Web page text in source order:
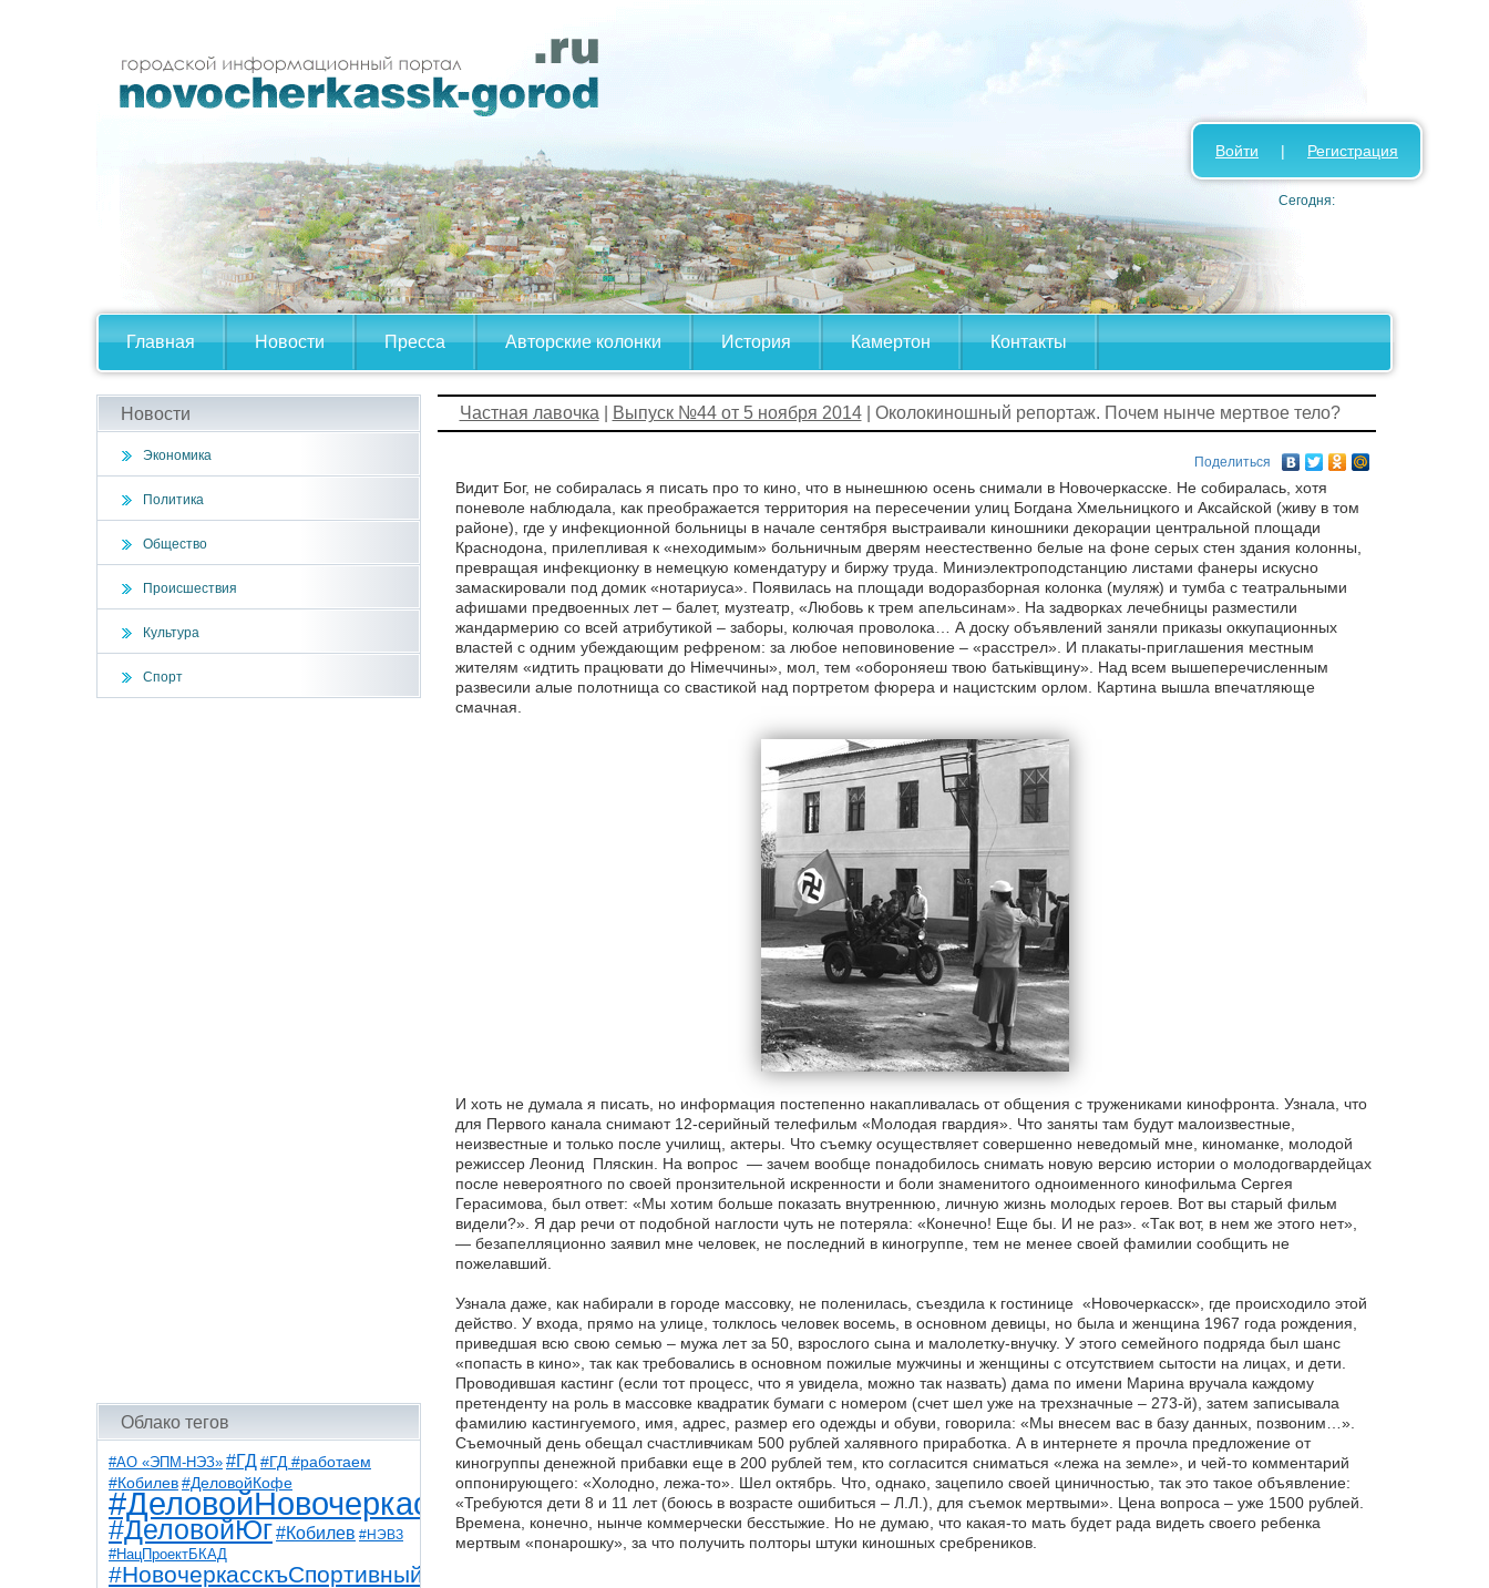
Главная Новости Пресса Авторские колонки История Камертон Контакты
Войти | Регистрация
Сегодня:
Новости
Экономика
Политика
Общество
Происшествия
Культура
Спорт
Облако тегов
#АО «ЭПМ-НЭЗ» #ГД #ГД #работаем
#Кобилев #ДеловойКофе
#ДеловойНовочеркасск
#ДеловойЮг#Кобилев #НЭВЗ
#НацПроектБКАД
#НовочеркасскъСпортивный
Частная лавочка Выпуск №44 от 5 ноября 2014| Околокиношный репортаж. Почем нынче мертвое тело?
Поделиться
Видит Бог, не собиралась я писать про то кино, что в нынешнюю осень снимали в Новочеркасске. Не собиралась, хотя
поневоле наблюдала, как преображается территория на пересечении улиц Богдана Хмельницкого и Аксайской (живу в том
районе), где у инфекционной больницы в начале сентября выстраивали киношники декорации центральной площади
Краснодона, прилепливая к «неходимым» больничным дверям неестественно белые на фоне серых стен здания колонны,
превращая инфекционку в немецкую комендатуру и биржу труда. Миниэлектроподстанцию листами фанеры искусно
замаскировали под домик «нотариуса». Появилась на площади водоразборная колонка (муляж) и тумба с театральными
афишами предвоенных лет – балет, музтеатр, «Любовь к трем апельсинам». На задворках лечебницы разместили
жандармерию со всей атрибутикой – заборы, колючая проволока… А доску объявлений заняли приказы оккупационных
властей с одним убеждающим рефреном: за любое неповиновение – «расстрел». И плакаты-приглашения местным
жителям «идтить працювати до Нiмеччины», мол, тем «обороняеш твою батькiвщину». Над всем вышеперечисленным
развесили алые полотнища со свастикой над портретом фюрера и нацистским орлом. Картина вышла впечатляюще
смачная.
И хоть не думала я писать, но информация постепенно накапливалась от общения с тружениками кинофронта. Узнала, что
для Первого канала снимают 12-серийный телефильм «Молодая гвардия». Что заняты там будут малоизвестные,
неизвестные и только после училищ, актеры. Что съемку осуществляет совершенно неведомый мне, киноманке, молодой
режиссер Леонид Пляскин. На вопрос — зачем вообще понадобилось снимать новую версию истории о молодогвардейцах
после невероятного по своей пронзительной искренности и боли знаменитого одноименного кинофильма Сергея
Герасимова, был ответ: «Мы хотим больше показать внутреннюю, личную жизнь молодых героев. Вот вы старый фильм
видели?». Я дар речи от подобной наглости чуть не потеряла: «Конечно! Еще бы. И не раз». «Так вот, в нем же этого нет»,
— безапелляционно заявил мне человек, не последний в киногруппе, тем не менее своей фамилии сообщить не
пожелавший.
Узнала даже, как набирали в городе массовку, не поленилась, съездила к гостинице «Новочеркасск», где происходило этой
действо. У входа, прямо на улице, толклось человек восемь, в основном девицы, но была и женщина 1967 года рождения,
приведшая всю свою семью – мужа лет за 50, взрослого сына и малолетку-внучку. У этого семейного подряда был шанс
«попасть в кино», так как требовались в основном пожилые мужчины и женщины с отсутствием сытости на лицах, и дети.
Проводившая кастинг (если тот процесс, что я увидела, можно так назвать) дама по имени Марина вручала каждому
претенденту на роль в массовке квадратик бумаги с номером (счет шел уже на трехзначные – 273-й), затем записывала
фамилию кастингуемого, имя, адрес, размер его одежды и обуви, говорила: «Мы внесем вас в базу данных, позвоним…».
Съемочный день обещал счастливчикам 500 рублей халявного приработка. А в интернете я прочла предложение от
киногруппы денежной прибавки еще в 200 рублей тем, кто согласится сниматься «лежа на земле», и чей-то комментарий
оппонирующего: «Холодно, лежа-то». Шел октябрь. Что, однако, зацепило своей циничностью, так это такое объявление:
«Требуются дети 8 и 11 лет (боюсь в возрасте ошибиться – Л.Л.), для съемок мертвыми». Цена вопроса – уже 1500 рублей.
Времена, конечно, нынче коммерчески бесстыжие. Но не думаю, что какая-то мать будет рада видеть своего ребенка
мертвым «понарошку», за что получить полторы штуки киношных сребреников.